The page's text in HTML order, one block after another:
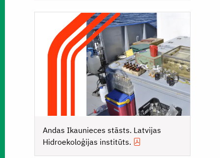
Andas Ikaunieces stāsts. Latvijas
Hidroekoloģijas institūts.